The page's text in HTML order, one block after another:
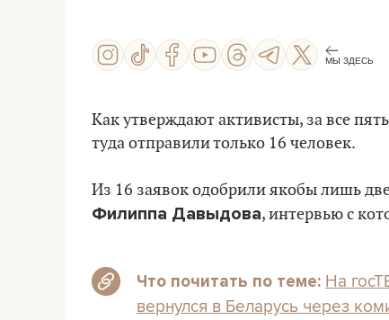
МЫ ЗДЕСЬ
Как утверждают активисты, за все
туда отправили только 16 человек.
Из 16 заявок одобрили якобы лишь
Филиппа Давыдова, интервью с
Что почитать по теме: На
вернулся в Беларусь через